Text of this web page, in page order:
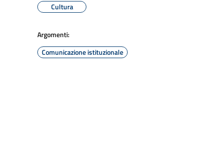
Cultura
Argomenti:
Comunicazione istituzionale